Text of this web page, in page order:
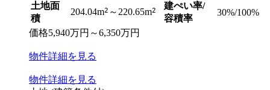
土地面
積
204.04m2 ～220.65m2
建ぺい率/
容積率
30%/100%
価格5,940万円 ～6,350万円
物件詳細を見る
物件詳細を見る